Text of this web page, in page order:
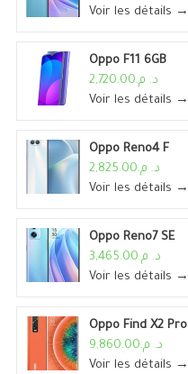
Voir les détails →
Oppo F11 6GB
د. م.2,720.00
Voir les détails →
Oppo Reno4 F
د. م.2,825.00
Voir les détails →
Oppo Reno7 SE
د. م.3,465.00
Voir les détails →
Oppo Find X2 Pro
د. م.9,860.00
Voir les détails →